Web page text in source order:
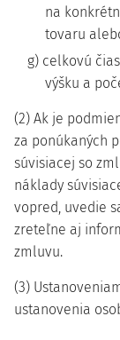
na
tovaru
g) celkovú
výšku a
(2) Ak je
za ponúkaných
súvisiacej so
náklady
vopred, uvedie
zreteľne aj
zmluvu.
(3)
ustanovenia